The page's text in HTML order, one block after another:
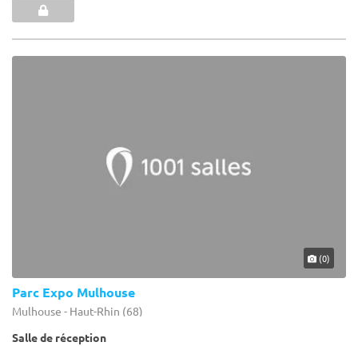
(0)
Parc Expo Mulhouse
Mulhouse - Haut-Rhin (68)
Salle de réception